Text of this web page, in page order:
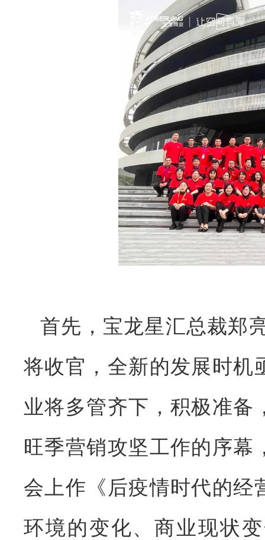
首先，宝龙星汇总裁郑
将收官，全新的发展时机
业将多管齐下，积极准备
旺季营销攻坚工作的序幕
会上作《后疫情时代的经
环境的变化、商业现状